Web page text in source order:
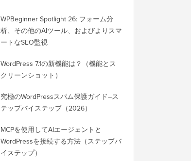
WPBeginner Spotlight 26: フォーム分
析、その他のAIツール、およびよりスマ
ートなSEO監視
WordPress 7.1の新機能は？（機能とス
クリーンショット）
究極のWordPressスパム保護ガイド–ス
テップバイステップ（2026）
MCPを使用してAIエージェントと
WordPressを接続する方法（ステップバ
イステップ）